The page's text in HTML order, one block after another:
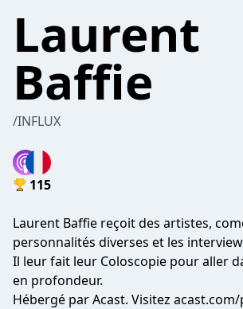
Laurent
Baffie
/INFLUX
115
Laurent Baffie reçoit des artistes,
personnalités diverses et les
Il leur fait leur Coloscopie pour aller
en profondeur.
Hébergé par Acast. Visitez